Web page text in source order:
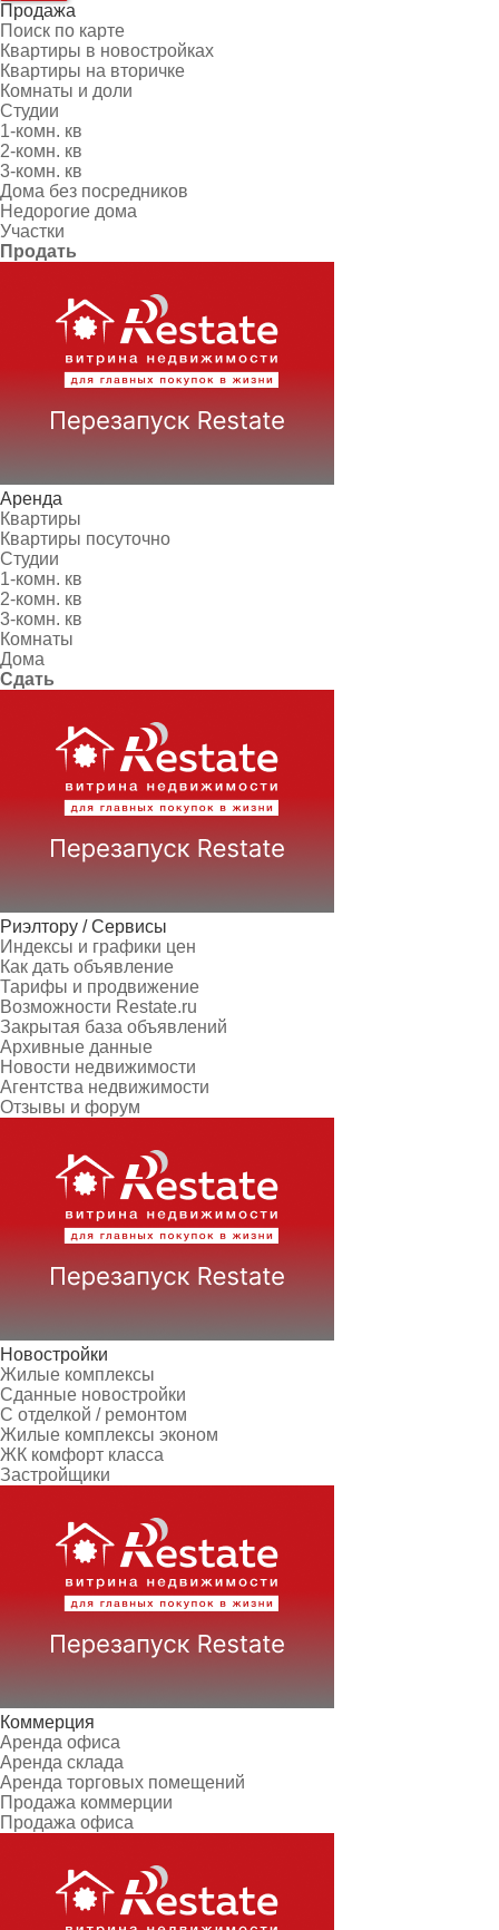
Продажа
Поиск по карте
Квартиры в новостройках
Квартиры на вторичке
Комнаты и доли
Студии
1-комн. кв
2-комн. кв
3-комн. кв
Дома без посредников
Недорогие дома
Участки
Продать
Аренда
Квартиры
Квартиры посуточно
Студии
1-комн. кв
2-комн. кв
3-комн. кв
Комнаты
Дома
Сдать
Риэлтору / Сервисы
Индексы и графики цен
Как дать объявление
Тарифы и продвижение
Возможности Restate.ru
Закрытая база объявлений
Архивные данные
Новости недвижимости
Агентства недвижимости
Отзывы и форум
Новостройки
Жилые комплексы
Сданные новостройки
С отделкой / ремонтом
Жилые комплексы эконом
ЖК комфорт класса
Застройщики
Коммерция
Аренда офиса
Аренда склада
Аренда торговых помещений
Продажа коммерции
Продажа офиса